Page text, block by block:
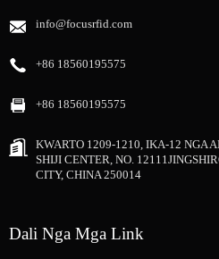
info@focusrfid.com
+86 18560195575
+86 18560195575
KWARTO 1209-1210, IKA-12 NGA
SHIJI CENTER, NO.
CITY, CHINA 250014
Dali Nga Mga Link